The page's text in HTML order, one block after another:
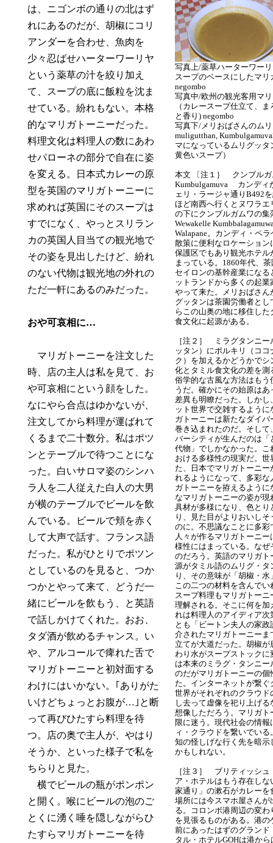
は、ニゴンボの通りの北はず
れにあるのだが、胡椒にコリ
アンダーを合わせ、魚肉を
少々忍ばせハーターワーリヤ
という薬草の汁を絞り加え
て、スープの底に飯粒を沈ま
せている。紛れもない。本格
的なマリガトーニーだった。
料理文化は料理人の数にあわ
せパローネの部分で自在に姿
を変える。日本式カレーの原
型を英国のマリガトーニーに
求めれば英国にそのスープは
すでになく、やっとスリラン
カの英国人目当ての観光地で
その姿を見出したけど、紛れ
のない代物は観光地の外れの
ただ一軒にあるのみだった。
おや可哀相に…
マリガトーニーを注文した
時、店の主人は私を見て、お
や可哀相にという顔をした。
なにやら合点はゆかないが、
注文してから料理が運ばれて
くるまで二十数分。私はポツ
ンとテーブルで待つことにな
った。白いサロマ姿のシンハ
ラ人を二人従えた白人の大男
が横のテーブルでビールを飲
んでいる。ビールで頬を赤く
して大声で話す。フランス語
だった。私がひとりでポツン
としているのを見ると、つか
つかとやって来て、どうだ一
緒にビールを飲もう、と英語
で話しかけてくれた。おお、
タダ酒が飲めるチャンス。い
や、アルコールで痺れた舌で
マリガトーニーと初対面する
わけにはいかない。｢ありがた
いけどちょっとお腹が…｣と断
って再びひたすら料理を待
つ。店の奥で主人が、やはり
そうか、といった様子で私を
ちらりと見た。
横でビールの瓶がポンポン
と開く。喉にビールの泡のご
とくに湧く唾を隠しながらひ
たすらマリガトーニーを待
写真上/薬草ハーターワー
スープのベースにしたマリ
negombo
写真中/欧州の観光客用マ
（カレースープ仕立て、
と香り) negombo
写真下/メリおばさんのム
muligutthan,
マになっているムリグッタ
黄色いスープ）
本文 〔注１｝ クンブルガ
Kumbulgamuva カンディ
ェリ・ラージャ通りB492
ほど南西へ行くとヌワラエ
の下にクンブルガムワの集
Wewakelle
Walapane。カンディ・ペ
散策に便利なロケーション
保護区でもあり観光ホテル
まっている。1860年代、
セイロンの基幹産業になる
ットランドから多くの起業
やって来た。メリおばさん
グッタンは茶園労働者とし
らこの山奥の地に移住した
食文化に起源がある。
［注２］ ミラグタンニー
ッタン）にポルキリ（ココ
ク）を加えるかどうかでシ
化とタミル食文化の差を測
俗学的な古風な方法はもう
うだ。確かにその始原はあ
差異も明瞭だった。しかし
ット世界で交雑するように
ガトーニーは新たなダイバ
巻き込まれたのだ。そして
バーシティが生んだのは「
代物」でしかなかった。こ
おける多様性の現実だ。世
た、日本でマリガトーニー
れるようになって、多彩な
ガトーニーを拵えるように
なマリガトーニーの姿が現
具材が多様になり、色とり
り、見た目がよりおいしそ
のに。不思議なことに多彩
人々が作るマリガトーニー
様性にはまっている。なぜ
のだろう。英語のマリガト
源がタミル語のムリグ・タ
り、その意味が「胡椒・水
この二つの材料を含んでい
スープ料理もマリガトーニ
理解される。そこに何を加
れは料理人のアイディア次
とも「ビートン夫人の家政
介されたマリガトーニーま
立てが大道だった。胡椒が
わり水がスープストックに
は本来のミラグ・タンニー
のだがマリガトーニーの個
た。インターネットが繋ぐ
世界がそれぞれのクラウド
し去って虚像を祀り上げる
想像しただろう。マリガト
限に迷う。現代社会の情報
ィ・クラウドを繋いでいる
知の怪しげな行く先を暗示
かもしれない。
［注３］ ブリティッシュ
ア・ホテルはもう存在しな
家通り」の漱石がカレーを
場所には今スマホ屋さんが
る。コロンボ港周辺の変わ
を見張るものがある。港の
前にあったはずのグランド
タル・ホテルGOHは港か